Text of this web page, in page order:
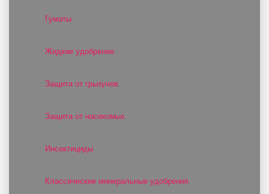
Гуматы
Жидкие удобрения
Защита от грызунов
Защита от насекомых
Инсектициды
Классические минеральные удобрения